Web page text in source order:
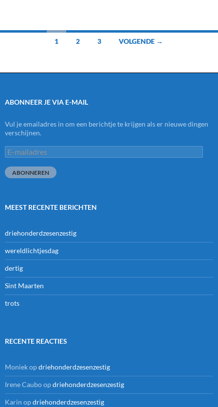
Berichten1 2 3 VOLGENDE →
ABONNEER JE VIA E-MAIL
Vul je emailadres in om een berichtje te krijgen als er nieuwe dingen
verschijnen.
E-
mailadres
ABONNEREN
MEEST RECENTE BERICHTEN
driehonderdzesenzestig
wereldlichtjesdag
dertig
Sint Maarten
trots
RECENTE REACTIES
Moniekopdriehonderdzesenzestig
Irene Cauboopdriehonderdzesenzestig
Karin opdriehonderdzesenzestig